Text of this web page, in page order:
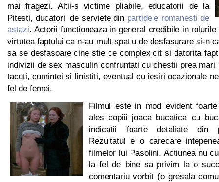
mai fragezi. Altii-s victime pliabile, educatorii de la
Pitesti, ducatorii de serviete din partidele romanesti de
astazi. Actorii functioneaza in general credibile in
virtutea faptului ca n-au mult spatiu de desfasurare si-n
sa se desfasoare cine stie ce complex cit si datorita
indivizii de sex masculin confruntati cu chestii prea mari
tacuti, cumintei si linistiti, eventual cu iesiri ocazionale
fel de femei.
Filmul este in mod evident
ales copiii joaca bucatica cu
indicatii foarte detaliate din
Rezultatul e o oarecare
filmelor lui Pasolini. Actiunea nu
la fel de bine sa privim la o
comentariu vorbit (o gresala